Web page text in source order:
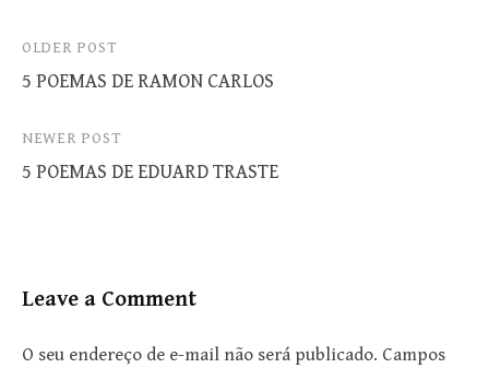
Post
navigation
OLDER POST
5 POEMAS DE RAMON CARLOS
NEWER POST
5 POEMAS DE EDUARD TRASTE
Leave a Comment
O seu endereço de e-mail não será publicado. Campos